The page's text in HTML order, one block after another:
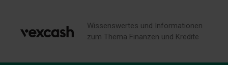
springen
Wissenswertes und Informationen
zum Thema Finanzen und Kredite